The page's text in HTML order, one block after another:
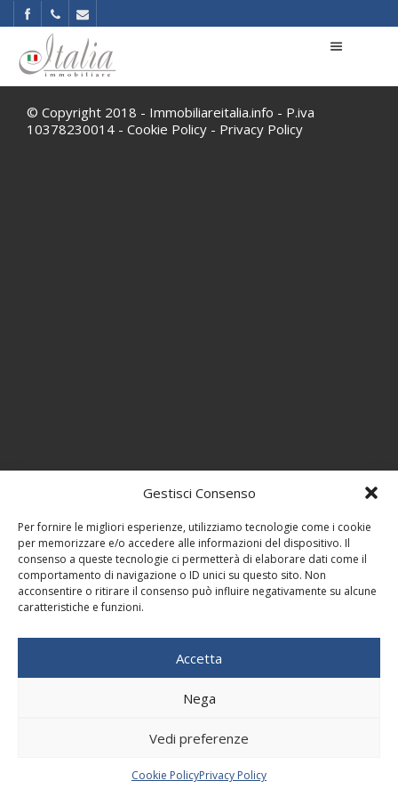
Gestisci Consenso
Per fornire le migliori esperienze, utilizziamo tecnologie come i cookie
per memorizzare e/o accedere alle informazioni del dispositivo. Il
consenso a queste tecnologie ci permetterà di elaborare dati come il
comportamento di navigazione o ID unici su questo sito. Non
acconsentire o ritirare il consenso può influire negativamente su alcune
caratteristiche e funzioni.
Accetta
Nega
Vedi preferenze
Cookie PolicyPrivacy Policy
© Copyright 2018 - Immobiliareitalia.info - P.iva
10378230014 - Cookie Policy - Privacy Policy